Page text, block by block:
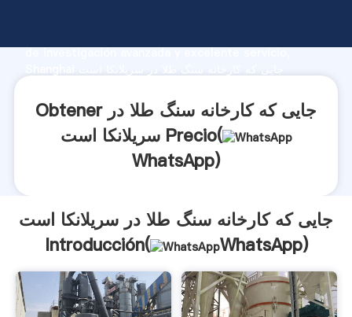
de investigación avanzada y excelente servicio,
clientes.
Obtener جایی که کارخانه سنگ طلا در
سریلانکا است Precio(
WhatsApp)
جایی که کارخانه سنگ طلا در سریلانکا است
Introducción(
WhatsApp)